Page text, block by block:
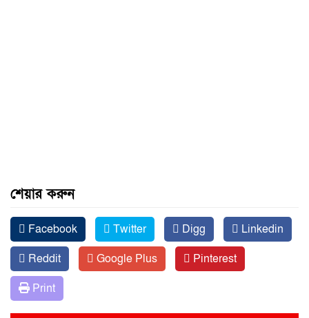
শেয়ার করুন
Facebook Twitter Digg
Linkedin
Reddit
Google Plus
Pinterest
Print